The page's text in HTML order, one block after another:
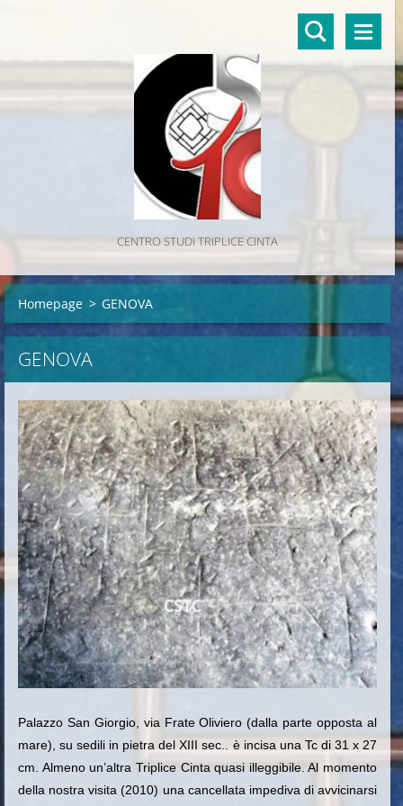
CENTRO STUDI TRIPLICE CINTA
Homepage > GENOVA
GENOVA
Palazzo San Giorgio, via Frate Oliviero (dalla parte opposta al
mare), su sedili in pietra del XIII sec.. è incisa una Tc di 31 x 27
cm. Almeno un’altra Triplice Cinta quasi illeggibile. Al momento
della nostra visita (2010) una cancellata impediva di avvicinarsi